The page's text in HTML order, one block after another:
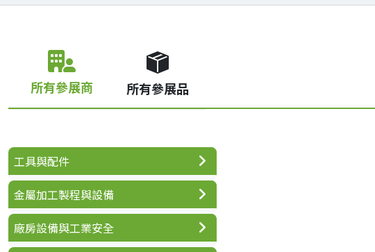
所有參展商 所有參展品
工具與配件
金屬加工製程與設備
廠房設備與工業安全